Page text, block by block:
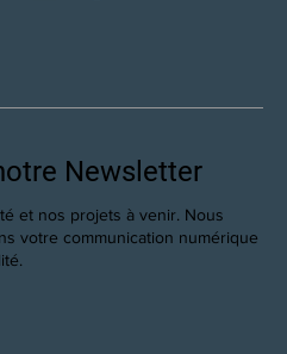
Newsletter
et nos projets à venir. Nous
votre communication numérique